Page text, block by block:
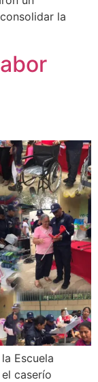
la
Escuela
caserío